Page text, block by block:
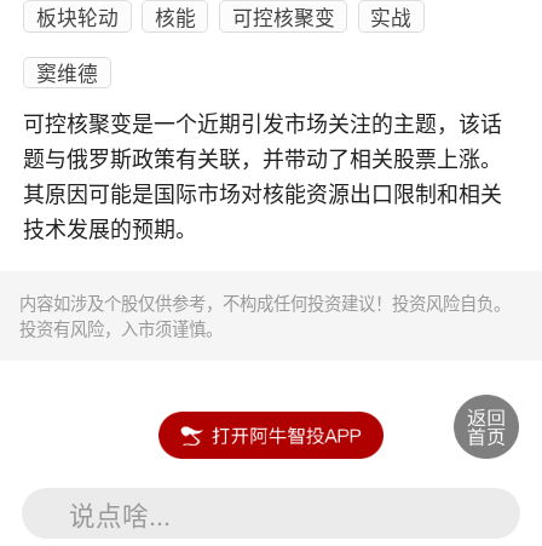
板块轮动 核能 可控核聚变
实战
窦维德
可控核聚变是一个近期引发市场关注的主题，该话
题与俄罗斯政策有关联，并带动了相关股票上涨。
其原因可能是国际市场对核能资源出口限制和相关
技术发展的预期。
内容如涉及个股仅供参考，不构成任何投资建议！投资风险自负。
投资有风险，入市须谨慎。
说点啥...